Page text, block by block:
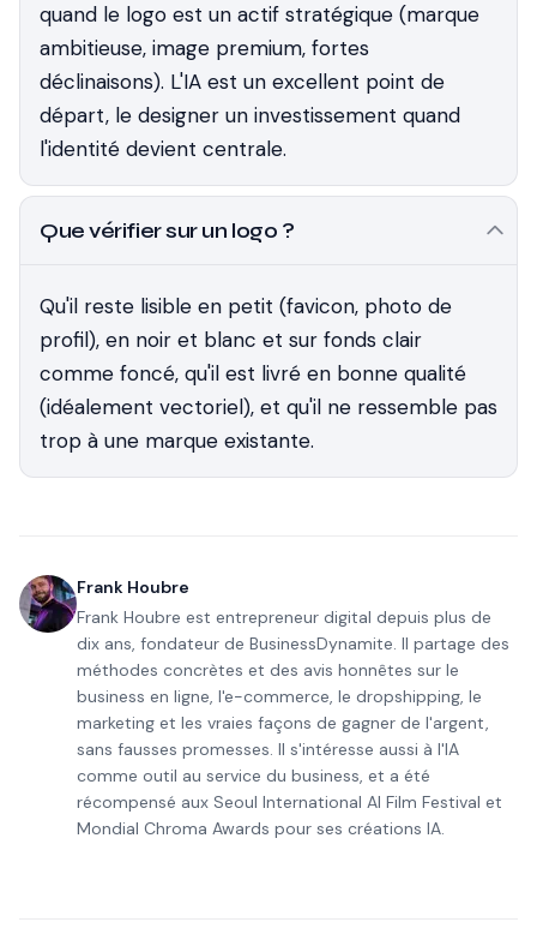
quand le logo est un actif stratégique (marque
ambitieuse, image premium, fortes
déclinaisons). L'IA est un excellent point de
départ, le designer un investissement quand
l'identité devient centrale.
Que vérifier sur un logo ?
Qu'il reste lisible en petit (favicon, photo de
profil), en noir et blanc et sur fonds clair
comme foncé, qu'il est livré en bonne qualité
(idéalement vectoriel), et qu'il ne ressemble pas
trop à une marque existante.
Frank Houbre
Frank Houbre est entrepreneur digital depuis plus de
dix ans, fondateur de BusinessDynamite. Il partage des
méthodes concrètes et des avis honnêtes sur le
business en ligne, l'e-commerce, le dropshipping, le
marketing et les vraies façons de gagner de l'argent,
sans fausses promesses. Il s'intéresse aussi à l'IA
comme outil au service du business, et a été
récompensé aux Seoul International AI Film Festival et
Mondial Chroma Awards pour ses créations IA.